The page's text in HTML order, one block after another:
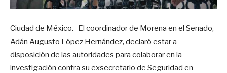
Ciudad de México.- El coordinador de Morena en el Senado,
Adán Augusto López Hernández, declaró estar a
disposición de las autoridades para colaborar en la
investigación contra su exsecretario de Seguridad en